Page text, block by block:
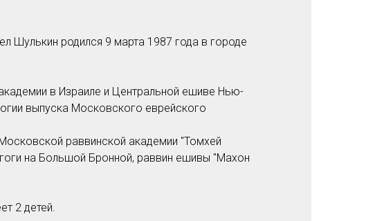
Шулькин родился 9 марта 1987 года в городе
в Израиле и Центральной ешиве Нью-
выпуска Московского еврейского
раввинской академии "Томхей
на Большой Бронной, раввин ешивы "Махон
2 детей.